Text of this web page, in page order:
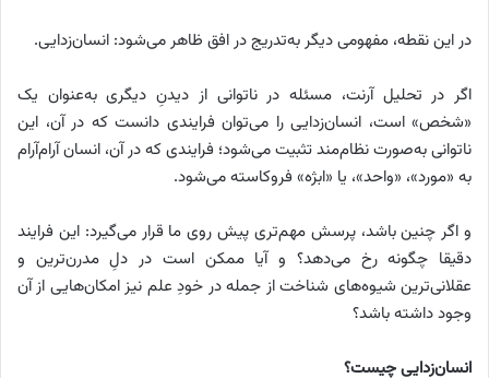
در این نقطه، مفهومی دیگر به‌تدریج در افق ظاهر می‌شود: انسان‌زدایی.
اگر در تحلیل آرنت، مسئله در ناتوانی از دیدنِ دیگری به‌عنوان یک
«شخص» است، انسان‌زدایی را می‌توان فرایندی دانست که در آن، این
ناتوانی به‌صورت نظام‌مند تثبیت می‌شود؛ فرایندی که در آن، انسان آرام‌آرام
به «مورد»، «واحد»، یا «ابژه» فروکاسته می‌شود.
و اگر چنین باشد، پرسش مهم‌تری پیش روی ما قرار می‌گیرد: این فرایند
دقیقا چگونه رخ می‌دهد؟ و آیا ممکن است در دلِ مدرن‌ترین و
عقلانی‌ترین شیوه‌های شناخت از جمله در خودِ علم نیز امکان‌هایی از آن
وجود داشته باشد؟
انسان‌زدایی چیست؟